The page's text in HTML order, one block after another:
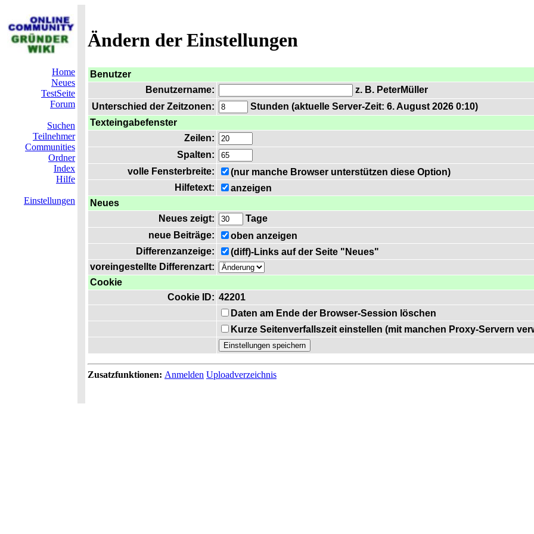
Ändern der Einstellungen
Home
Neues
TestSeite
Forum
Suchen
Teilnehmer
Communities
Ordner
Index
Hilfe
Einstellungen
Benutzer
Benutzername:
z. B. PeterMüller
Unterschied der Zeitzonen:
Stunden (aktuelle Server-Zeit: 6. August 2026 0:10)
Texteingabefenster
Zeilen:
Spalten:
volle Fensterbreite:
(nur manche Browser unterstützen diese Option)
Hilfetext:
anzeigen
Neues
Neues zeigt:
Tage
neue Beiträge:
oben anzeigen
Differenzanzeige:
(diff)-Links auf der Seite "Neues"
voreingestellte Differenzart:
Cookie
Cookie ID: 42201
Daten am Ende der Browser-Session löschen
Kurze Seitenverfallszeit einstellen (mit manchen Proxy-Servern
Zusatzfunktionen: Anmelden Uploadverzeichnis